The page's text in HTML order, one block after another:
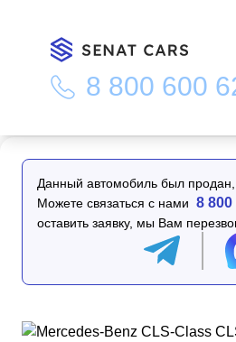
8 800 600
Главная Каталог/Mercedes-Benz
AMG Line 4WD
Данный автомобиль был продан,
Можете связаться с нами 8 800
оставить заявку, мы Вам